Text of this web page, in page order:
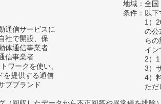
通信サービスに
社で開設、保
体通信事業者
信事業者
ワークを使い、
を提供する通信
ブブランド
地域：全国
条件：以下
1）
の公
ら
イン
2）
3）
4）
ただ